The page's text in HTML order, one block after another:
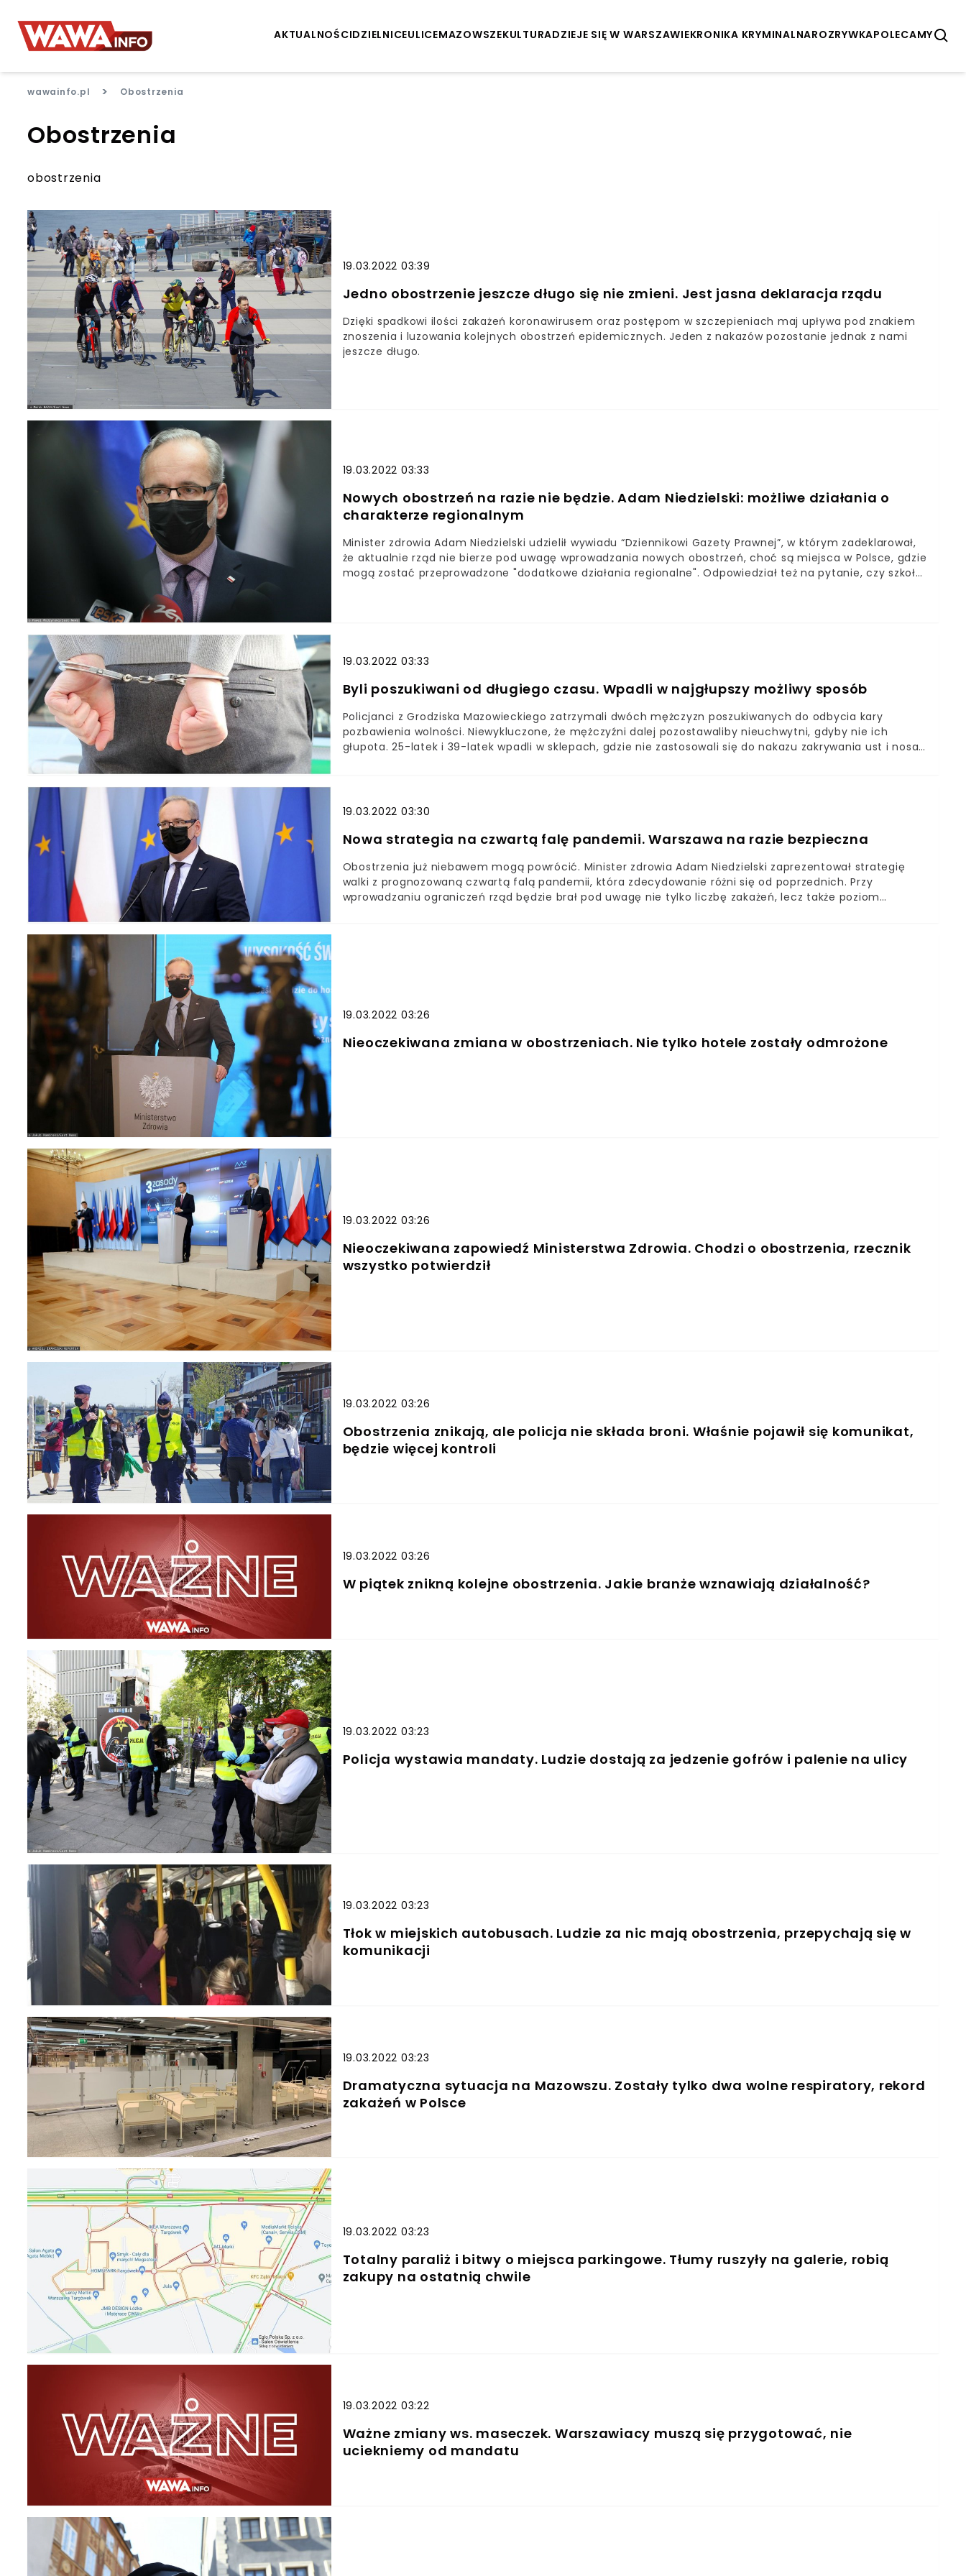
AKTUALNOŚCIDZIELNICEULICEMAZOWSZEKULTURADZIEJE SIĘ W WARSZAWIEKRONIKA KRYMINALNAROZRYWKAPOLECAMY
wawainfo.pl > Obostrzenia
Obostrzenia
obostrzenia
19.03.2022 03:39
Jedno obostrzenie jeszcze długo się nie zmieni. Jest jasna deklaracja rządu
Dzięki spadkowi ilości zakażeń koronawirusem oraz postępom w szczepieniach maj upływa pod znakiem
znoszenia i luzowania kolejnych obostrzeń epidemicznych. Jeden z nakazów pozostanie jednak z nami
jeszcze długo.
19.03.2022 03:33
Nowych obostrzeń na razie nie będzie. Adam Niedzielski: możliwe działania o
charakterze regionalnym
Minister zdrowia Adam Niedzielski udzielił wywiadu “Dziennikowi Gazety Prawnej”, w którym zadeklarował,
że aktualnie rząd nie bierze pod uwagę wprowadzania nowych obostrzeń, choć są miejsca w Polsce, gdzie
mogą zostać przeprowadzone "dodatkowe działania regionalne". Odpowiedział też na pytanie, czy szkoły
19.03.2022 03:33
Byli poszukiwani od długiego czasu. Wpadli w najgłupszy możliwy sposób
Policjanci z Grodziska Mazowieckiego zatrzymali dwóch mężczyzn poszukiwanych do odbycia kary
pozbawienia wolności. Niewykluczone, że mężczyźni dalej pozostawaliby nieuchwytni, gdyby nie ich
głupota. 25-latek i 39-latek wpadli w sklepach, gdzie nie zastosowali się do nakazu zakrywania ust i nosa.
19.03.2022 03:30
Nowa strategia na czwartą falę pandemii. Warszawa na razie bezpieczna
Obostrzenia już niebawem mogą powrócić. Minister zdrowia Adam Niedzielski zaprezentował strategię
walki z prognozowaną czwartą falą pandemii, która zdecydowanie różni się od poprzednich. Przy
wprowadzaniu ograniczeń rząd będzie brał pod uwagę nie tylko liczbę zakażeń, lecz także poziom
19.03.2022 03:26
Nieoczekiwana zmiana w obostrzeniach. Nie tylko hotele zostały odmrożone
19.03.2022 03:26
Nieoczekiwana zapowiedź Ministerstwa Zdrowia. Chodzi o obostrzenia, rzecznik
wszystko potwierdził
19.03.2022 03:26
Obostrzenia znikają, ale policja nie składa broni. Właśnie pojawił się komunikat,
będzie więcej kontroli
19.03.2022 03:26
W piątek znikną kolejne obostrzenia. Jakie branże wznawiają działalność?
19.03.2022 03:23
Policja wystawia mandaty. Ludzie dostają za jedzenie gofrów i palenie na ulicy
19.03.2022 03:23
Tłok w miejskich autobusach. Ludzie za nic mają obostrzenia, przepychają się w
komunikacji
19.03.2022 03:23
Dramatyczna sytuacja na Mazowszu. Zostały tylko dwa wolne respiratory, rekord
zakażeń w Polsce
19.03.2022 03:23
Totalny paraliż i bitwy o miejsca parkingowe. Tłumy ruszyły na galerie, robią
zakupy na ostatnią chwile
19.03.2022 03:22
Ważne zmiany ws. maseczek. Warszawiacy muszą się przygotować, nie
uciekniemy od mandatu